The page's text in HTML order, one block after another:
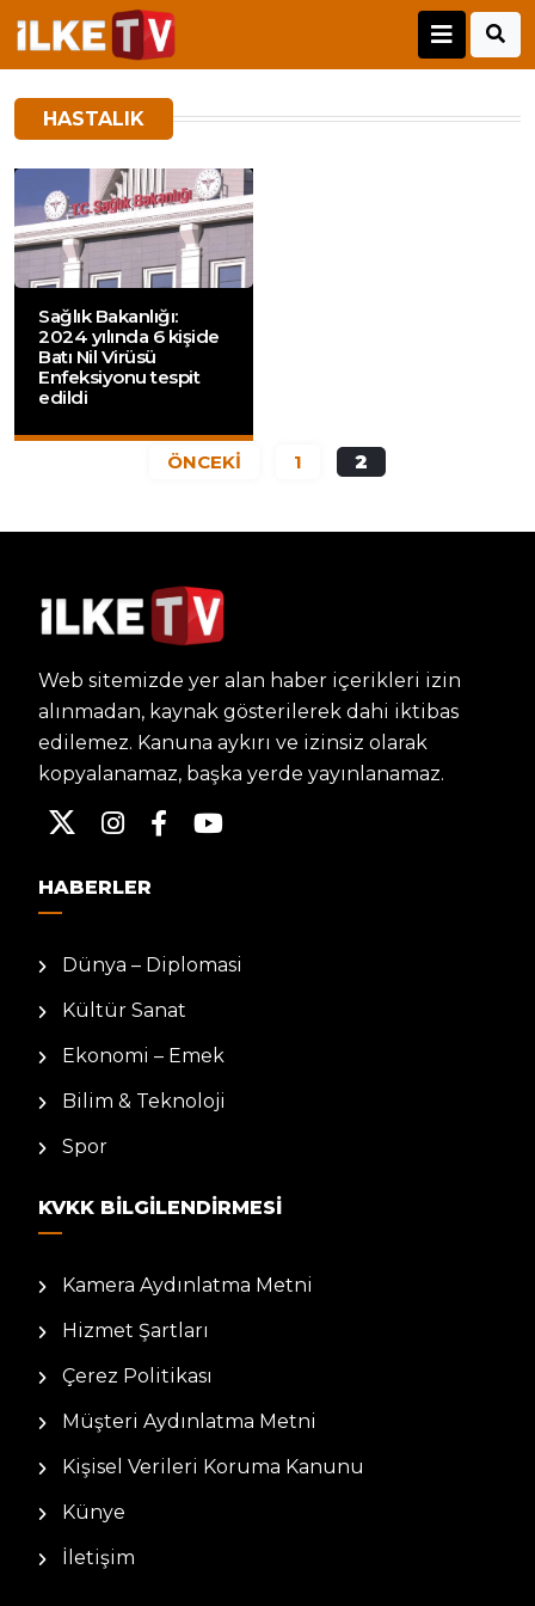
HASTALIK
Sağlık Bakanlığı:
2024 yılında 6 kişide
Batı Nil Virüsü
Enfeksiyonu tespit
edildi
ÖNCEKİ 1 2
Web sitemizde yer alan haber içerikleri izin
alınmadan, kaynak gösterilerek dahi iktibas
edilemez. Kanuna aykırı ve izinsiz olarak
kopyalanamaz, başka yerde yayınlanamaz.
HABERLER
Dünya – Diplomasi
Kültür Sanat
Ekonomi – Emek
Bilim & Teknoloji
Spor
KVKK BILGILENDIRMESI
Kamera Aydınlatma Metni
Hizmet Şartları
Çerez Politikası
Müşteri Aydınlatma Metni
Kişisel Verileri Koruma Kanunu
Künye
İletişim